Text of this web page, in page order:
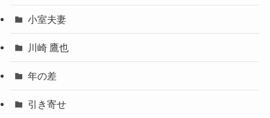
小室夫妻
川崎 鷹也
年の差
引き寄せ